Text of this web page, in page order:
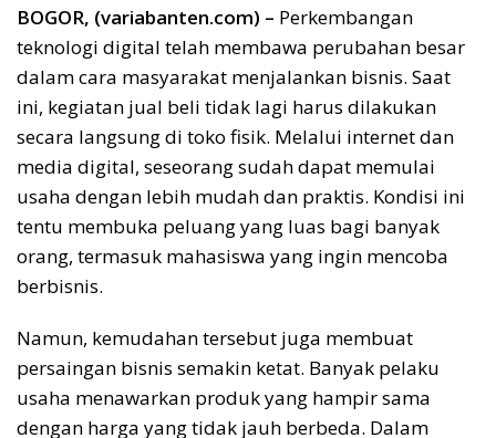
BOGOR, (variabanten.com) – Perkembangan
teknologi digital telah membawa perubahan besar
dalam cara masyarakat menjalankan bisnis. Saat
ini, kegiatan jual beli tidak lagi harus dilakukan
secara langsung di toko fisik. Melalui internet dan
media digital, seseorang sudah dapat memulai
usaha dengan lebih mudah dan praktis. Kondisi ini
tentu membuka peluang yang luas bagi banyak
orang, termasuk mahasiswa yang ingin mencoba
berbisnis.
Namun, kemudahan tersebut juga membuat
persaingan bisnis semakin ketat. Banyak pelaku
usaha menawarkan produk yang hampir sama
dengan harga yang tidak jauh berbeda. Dalam